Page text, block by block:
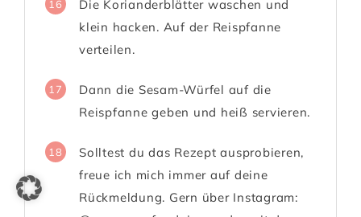
16
Die Korianderblätter waschen und
klein hacken. Auf der Reispfanne
verteilen.
17
Dann die Sesam-Würfel auf die
Reispfanne geben und heiß servieren.
18
Solltest du das Rezept ausprobieren,
freue ich mich immer auf deine
Rückmeldung. Gern über Instagram: